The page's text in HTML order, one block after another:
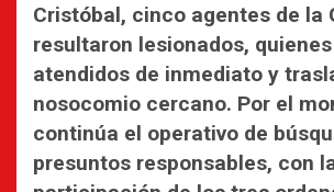
Cristóbal, cinco agentes de la
resultaron lesionados,
atendidos de inmediato y
nosocomio cercano. Por el
continúa el operativo de
presuntos responsables, con